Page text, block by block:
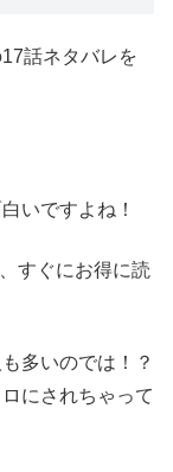
話ネタバレを
いですよね！
すぐにお得に読
多いのでは！？
にされちゃって